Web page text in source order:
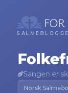
Sangen er
Norsk